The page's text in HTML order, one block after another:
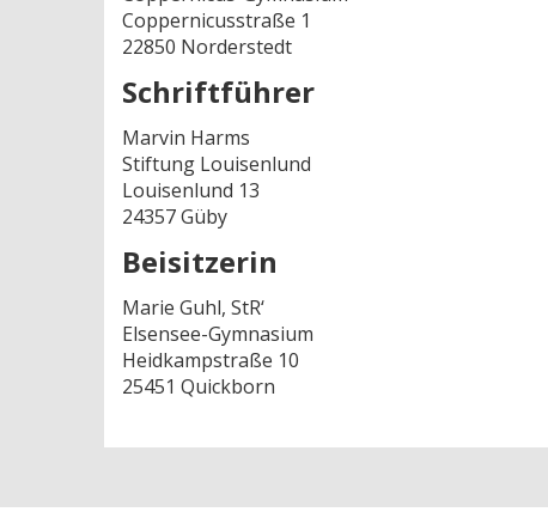
Coppernicusstraße 1
22850 Norderstedt
Schriftführer
Marvin Harms
Stiftung Louisenlund
Louisenlund 13
24357 Güby
Beisitzerin
Marie Guhl, StR‘
Elsensee-Gymnasium
Heidkampstraße 10
25451 Quickborn